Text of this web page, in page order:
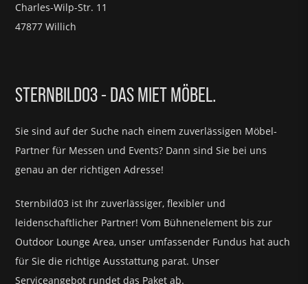
Charles-Wilp-Str. 11
47877 Willich
STERNBILD03 - DAS MIET MÖBEL.
Sie sind auf der Suche nach einem zuverlässigen Möbel-
Partner für Messen und Events? Dann sind Sie bei uns
genau an der richtigen Adresse!
Sternbild03 ist Ihr zuverlässiger, flexibler und
leidenschaftlicher Partner! Vom Bühnenelement bis zur
Outdoor Lounge Area, unser umfassender Fundus hat auch
für Sie die richtige Ausstattung parat. Unser
Serviceangebot rundet das Paket ab.